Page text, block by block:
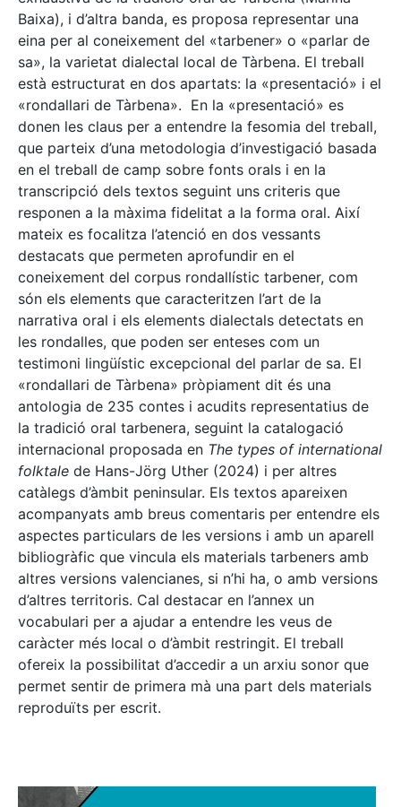
Baixa), i d’altra banda, es proposa representar una
eina per al coneixement del «tarbener» o «parlar de
sa», la varietat dialectal local de Tàrbena. El treball
està estructurat en dos apartats: la «presentació» i el
«rondallari de Tàrbena». En la «presentació» es
donen les claus per a entendre la fesomia del treball,
que parteix d’una metodologia d’investigació basada
en el treball de camp sobre fonts orals i en la
transcripció dels textos seguint uns criteris que
responen a la màxima fidelitat a la forma oral. Així
mateix es focalitza l’atenció en dos vessants
destacats que permeten aprofundir en el
coneixement del corpus rondallístic tarbener, com
són els elements que caracteritzen l’art de la
narrativa oral i els elements dialectals detectats en
les rondalles, que poden ser enteses com un
testimoni lingüístic excepcional del parlar de sa. El
«rondallari de Tàrbena» pròpiament dit és una
antologia de 235 contes i acudits representatius de
la tradició oral tarbenera, seguint la catalogació
internacional proposada en The types of international
folktale de Hans-Jörg Uther (2024) i per altres
catàlegs d’àmbit peninsular. Els textos apareixen
acompanyats amb breus comentaris per entendre els
aspectes particulars de les versions i amb un aparell
bibliogràfic que vincula els materials tarbeners amb
altres versions valencianes, si n’hi ha, o amb versions
d’altres territoris. Cal destacar en l’annex un
vocabulari per a ajudar a entendre les veus de
caràcter més local o d’àmbit restringit. El treball
ofereix la possibilitat d’accedir a un arxiu sonor que
permet sentir de primera mà una part dels materials
reproduïts per escrit.